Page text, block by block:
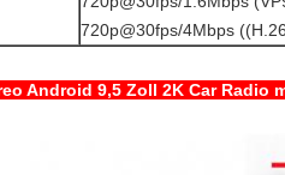
720p@30fps/4Mbps
Android 9,5 Zoll 2K Car Radio